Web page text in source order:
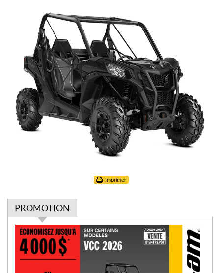
Imprimer
PROMOTION
P
o
m